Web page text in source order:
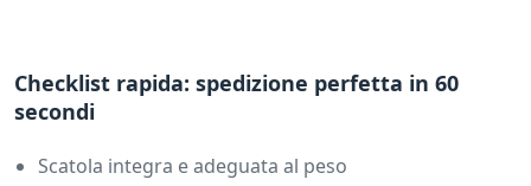
Checklist rapida: spedizione perfetta in 60
secondi
Scatola integra e adeguata al peso